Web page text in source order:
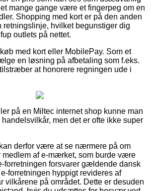
mange gange være et fingerpeg om en
Shopping med kort er på den anden
retningslinje, hvilket begunstiger dig
outlets på nettet.
med kort eller MobilePay. Som et
en løsning på afbetaling som f.eks.
at honorere regningen ude i
på en Miltec internet shop kunne man
men det er ofte ikke super
derfor være at se nærmere på om
medlem af e-mærket, som burde være
forretningen forsvarer gældende dansk
forretningen hyppigt revideres af
vilkårene på området. Dette er desuden